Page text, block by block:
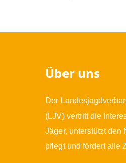
Über uns
Der
(LJV) vertritt die
Jäger, unterstützt den
pflegt und fördert alle